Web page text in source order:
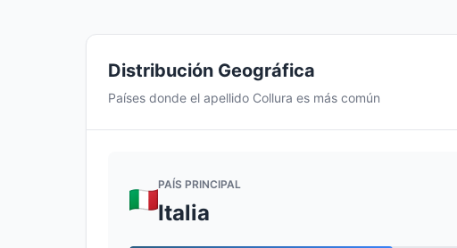
Distribución Geográfica
Países donde el apellido Collura es más común
PAÍS PRINCIPAL
Italia